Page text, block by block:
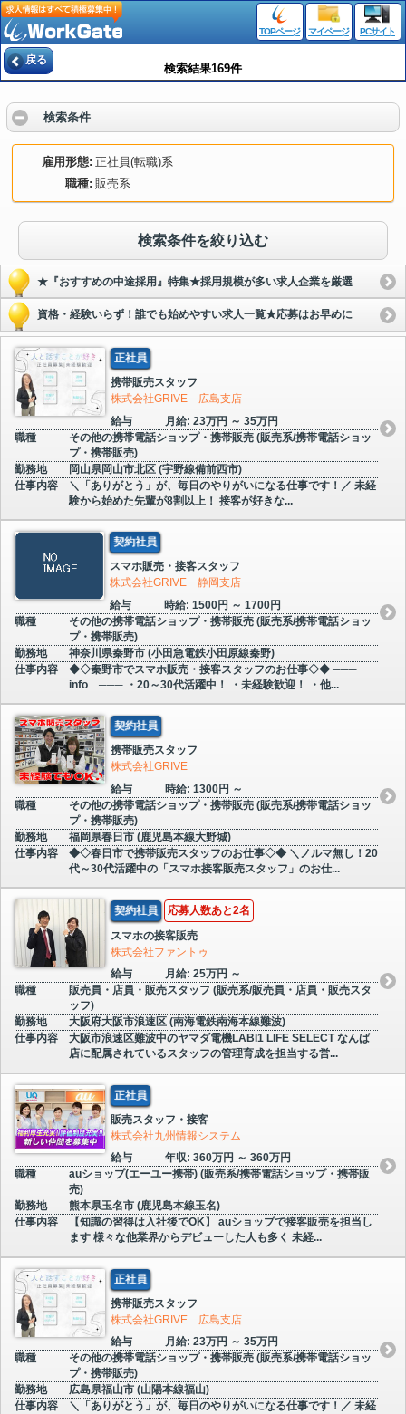
TOPページ マイページ PCサイト
戻る
検索結果169件
検索条件
雇用形態 正社員(転職)系
職種 販売系
検索条件を絞り込む
★『おすすめの中途採用』特集★採用規模が多い求人企業を厳選
資格・経験いらず！誰でも始めやすい求人一覧★応募はお早めに
正社員
携帯販売スタッフ
株式会社GRIVE 広島支店
給与
月給: 23万円 ～ 35万円
職種
その他の携帯電話ショップ・携帯販売 (販売系/携帯電話ショッ
プ・携帯販売)
勤務地
岡山県岡山市北区 (宇野線備前西市)
仕事内容
＼「ありがとう」が、毎日のやりがいになる仕事です！／ 未経
験から始めた先輩が8割以上！ 接客が好きな...
契約社員
スマホ販売・接客スタッフ
株式会社GRIVE 静岡支店
給与
時給: 1500円 ～ 1700円
職種
その他の携帯電話ショップ・携帯販売 (販売系/携帯電話ショッ
プ・携帯販売)
勤務地
神奈川県秦野市 (小田急電鉄小田原線秦野)
仕事内容
◆◇秦野市でスマホ販売・接客スタッフのお仕事◇◆ ───
info ─── ・20～30代活躍中！ ・未経験歓迎！ ・他...
契約社員
携帯販売スタッフ
株式会社GRIVE
給与
時給: 1300円 ～
職種
その他の携帯電話ショップ・携帯販売 (販売系/携帯電話ショッ
プ・携帯販売)
勤務地
福岡県春日市 (鹿児島本線大野城)
仕事内容
◆◇春日市で携帯販売スタッフのお仕事◇◆ ＼ノルマ無し！20
代～30代活躍中の「スマホ接客販売スタッフ」のお仕...
契約社員 応募人数あと2名
スマホの接客販売
株式会社ファントゥ
給与
月給: 25万円 ～
職種
販売員・店員・販売スタッフ (販売系/販売員・店員・販売スタ
ッフ)
勤務地
大阪府大阪市浪速区 (南海電鉄南海本線難波)
仕事内容
大阪市浪速区難波中のヤマダ電機LABI1 LIFE SELECT なんば
店に配属されているスタッフの管理育成を担当する営...
正社員
販売スタッフ・接客
株式会社九州情報システム
給与
年収: 360万円 ～ 360万円
職種
auショップ(エーユー携帯) (販売系/携帯電話ショップ・携帯販
売)
勤務地
熊本県玉名市 (鹿児島本線玉名)
仕事内容
【知識の習得は入社後でOK】 auショップで接客販売を担当し
ます 様々な他業界からデビューした人も多く 未経...
正社員
携帯販売スタッフ
株式会社GRIVE 広島支店
給与
月給: 23万円 ～ 35万円
職種
その他の携帯電話ショップ・携帯販売 (販売系/携帯電話ショッ
プ・携帯販売)
勤務地
広島県福山市 (山陽本線福山)
仕事内容
＼「ありがとう」が、毎日のやりがいになる仕事です！／ 未経